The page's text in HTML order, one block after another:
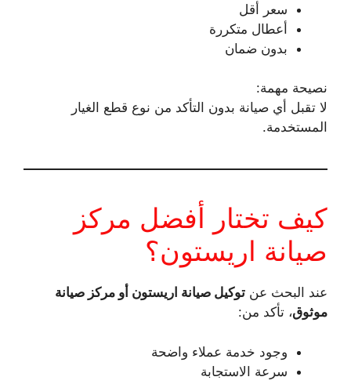
سعر أقل
أعطال متكررة
بدون ضمان
نصيحة مهمة:
لا تقبل أي صيانة بدون التأكد من نوع قطع الغيار
المستخدمة.
كيف تختار أفضل مركز
صيانة اريستون؟
عند البحث عن توكيل صيانة اريستون أو مركز صيانة
موثوق، تأكد من:
وجود خدمة عملاء واضحة
سرعة الاستجابة